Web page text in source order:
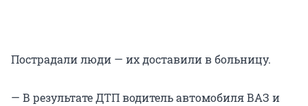
Пострадали люди — их доставили в больницу.
— В результате ДТП водитель автомобиля ВАЗ и